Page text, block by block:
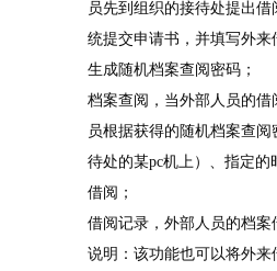
员先到组织的接待处提出
统提交申请书，并填写外
生成随机档案查阅密码；
档案查阅，当外部人员的
员根据获得的随机档案查
待处的某pc机上）、指定的
借阅；
借阅记录，外部人员的档案
说明：该功能也可以将外